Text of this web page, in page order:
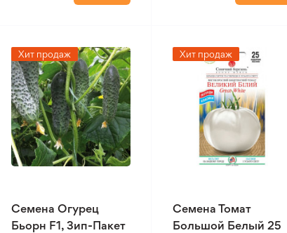
Хит продаж
Семена Огурец
Бьорн F1, Зип-Пакет
Хит продаж
Семена Томат
Большой Белый 25